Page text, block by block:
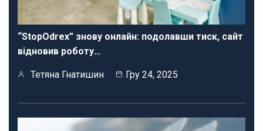
“StopOdrex” знову онлайн: подолавши тиск, сайт
відновив роботу…
Тетяна Гнатишин Гру 24, 2025